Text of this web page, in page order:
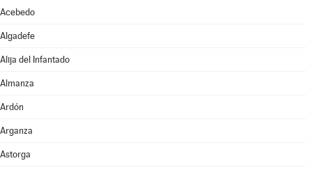
Acebedo
Algadefe
Alija del Infantado
Almanza
Ardón
Arganza
Astorga